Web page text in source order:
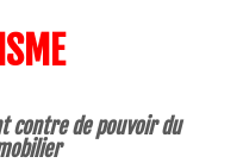
contre de pouvoir du